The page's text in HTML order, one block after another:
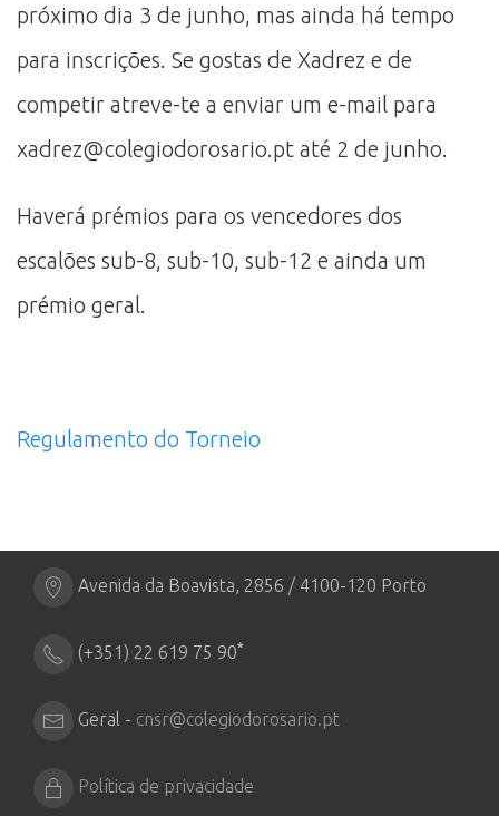
próximo dia 3 de junho, mas ainda há tempo
para inscrições. Se gostas de Xadrez e de
competir atreve-te a enviar um e-mail para
xadrez@colegiodorosario.pt até 2 de junho.
Haverá prémios para os vencedores dos
escalões sub-8, sub-10, sub-12 e ainda um
prémio geral.
Regulamento do Torneio
Avenida da Boavista, 2856 / 4100-120 Porto
(+351) 22 619 75 90*
Geral - cnsr@colegiodorosario.pt
Política de privacidade